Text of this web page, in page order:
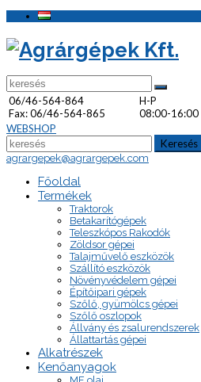
06/46-564-864
Fax: 06/46-564-865
H-P
08:00-16:00
WEBSHOP
Keresés
agrargepek@agrargepek.com
Főoldal
Termékek
Traktorok
Betakarítógépek
Teleszkópos Rakodók
Zöldsor gépei
Talajművelő eszközök
Szállító eszközök
Növényvédelem gépei
Építőipari gépek
Szőlő, gyümölcs gépei
Szőlő oszlopok
Állvány és zsalurendszerek
Állattartás gépei
Alkatrészek
Kenőanyagok